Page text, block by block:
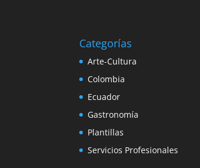
Categorías
Arte-Cultura
Colombia
Ecuador
Gastronomía
Plantillas
Servicios Profesionales